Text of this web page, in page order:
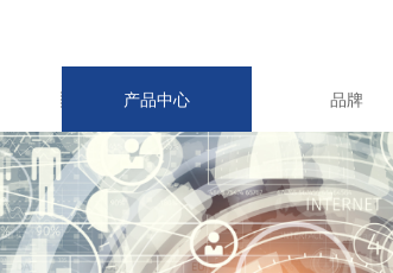
产品中心 品牌